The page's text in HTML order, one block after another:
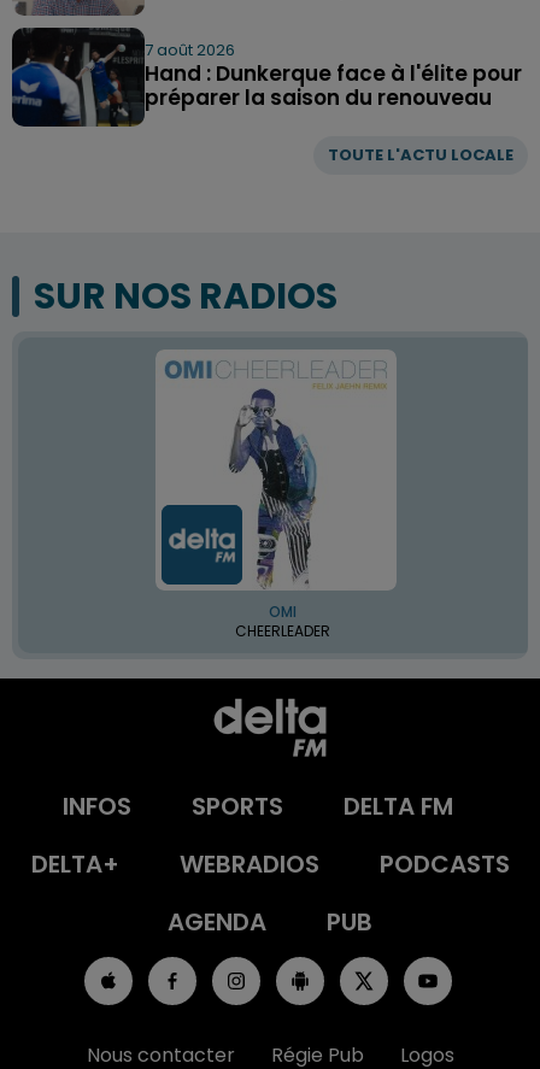
TOUTE L'ACTU LOCALE
7 août 2026
Hand : Dunkerque face à l'élite pour
préparer la saison du renouveau
SUR NOS RADIOS
OMI
CHEERLEADER
INFOS SPORTS
DELTA FM
DELTA+
WEBRADIOS
PODCASTS
AGENDA
PUB
Nous contacter Régie Pub Logos